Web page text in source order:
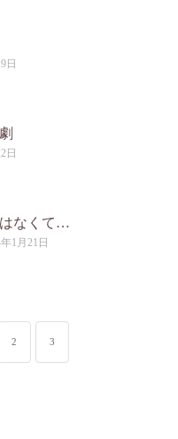
日
日
なくて…
1月21日
2 3